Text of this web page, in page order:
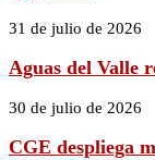
31 de julio de 2026
Aguas del Valle
30 de julio de 2026
CGE despliega